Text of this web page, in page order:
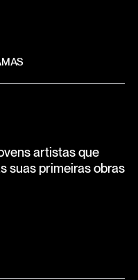
artistas que
suas primeiras obras